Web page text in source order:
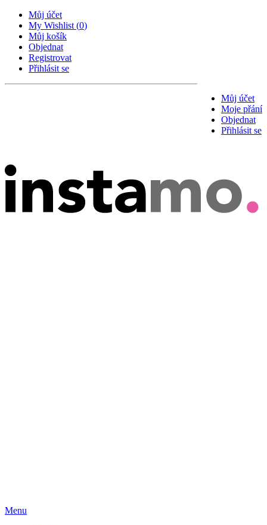
Můj účet
My Wishlist (0)
Můj košík
Objednat
Registrovat
Přihlásit se
Můj účet
Moje přání
Objednat
Přihlásit se
Menu